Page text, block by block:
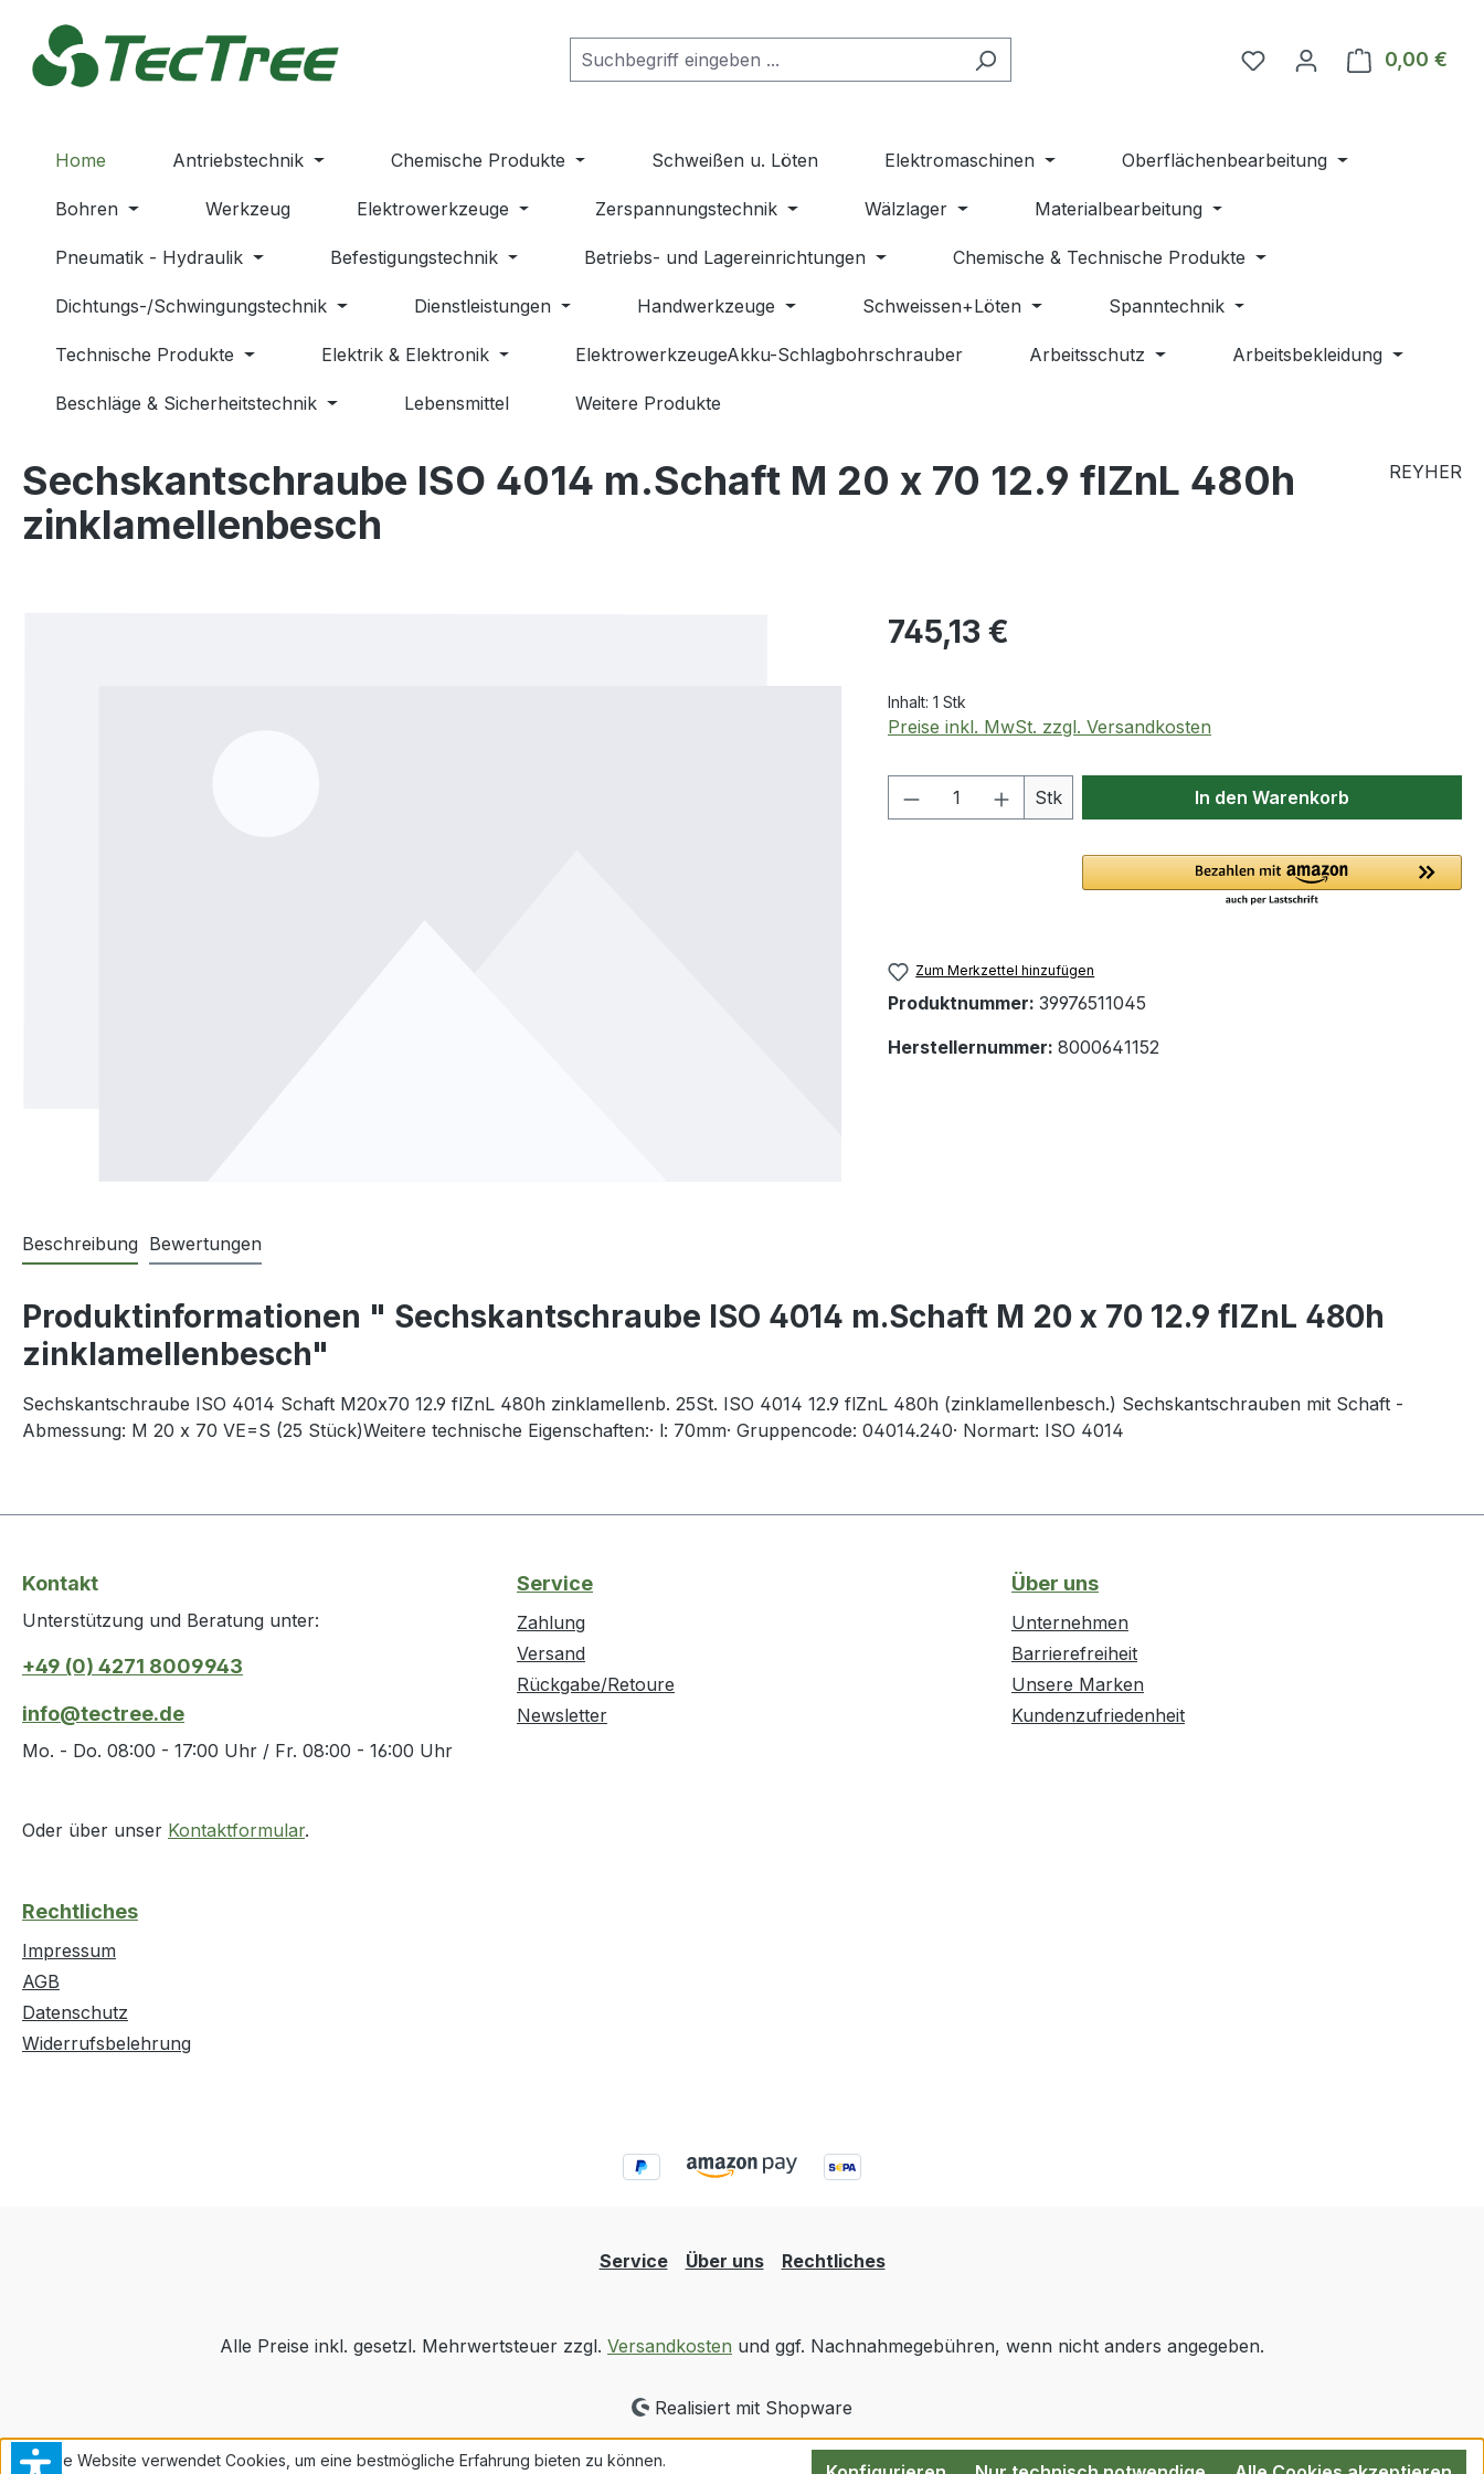
Hauptinhalt springen
Zur Suche springen
Zur Hauptnavigation springen
Du hast 0 Produkte auf
0,00 €
Home Antriebstechnik Chemische Produkte Schweißen u. Löten Elektromaschinen Oberflächenbearbeitung
Bohren Werkzeug Elektrowerkzeuge Zerspannungstechnik Wälzlager Materialbearbeitung
Pneumatik - Hydraulik Befestigungstechnik Betriebs- und Lagereinrichtungen Chemische & Technische Produkte
Dichtungs-/Schwingungstechnik Dienstleistungen Handwerkzeuge Schweissen+Löten Spanntechnik
Technische Produkte Elektrik & Elektronik ElektrowerkzeugeAkku-Schlagbohrschrauber Arbeitsschutz Arbeitsbekleidung
Beschläge & Sicherheitstechnik Lebensmittel Weitere Produkte
Sechskantschraube ISO 4014 m.Schaft M 20 x 70 12.9 flZnL 480h
zinklamellenbesch
REYHER
Regulärer Preis:
745,13 €
Inhalt: 1 Stk
Preise inkl. MwSt. zzgl. Versandkosten
Produkt Anzahl: Gib den gewünschten Wert
Stk In den Warenkorb
Zum Merkzettel hinzufügen
Produktnummer: 39976511045
Herstellernummer: 8000641152
Beschreibung Bewertungen
Produktinformationen " Sechskantschraube ISO 4014 m.Schaft M 20 x 70 12.9 flZnL 480h
zinklamellenbesch"
Sechskantschraube ISO 4014 Schaft M20x70 12.9 flZnL 480h zinklamellenb. 25St. ISO 4014 12.9 flZnL 480h (zinklamellenbesch.) Sechskantschrauben mit Schaft -
Abmessung: M 20 x 70 VE=S (25 Stück)Weitere technische Eigenschaften:· l: 70mm· Gruppencode: 04014.240· Normart: ISO 4014
Kontakt
Unterstützung und Beratung unter:
+49 (0) 4271 8009943
info@tectree.de
Mo. - Do. 08:00 - 17:00 Uhr / Fr. 08:00 - 16:00 Uhr
Oder über unser Kontaktformular.
Service
Zahlung
Versand
Rückgabe/Retoure
Newsletter
Über uns
Unternehmen
Barrierefreiheit
Unsere Marken
Kundenzufriedenheit
Rechtliches
Impressum
AGB
Datenschutz
Widerrufsbelehrung
Service Über uns Rechtliches
Alle Preise inkl. gesetzl. Mehrwertsteuer zzgl. Versandkosten und ggf. Nachnahmegebühren, wenn nicht anders angegeben.
Realisiert mit Shopware
Diese Website verwendet Cookies, um eine bestmögliche Erfahrung bieten zu können.